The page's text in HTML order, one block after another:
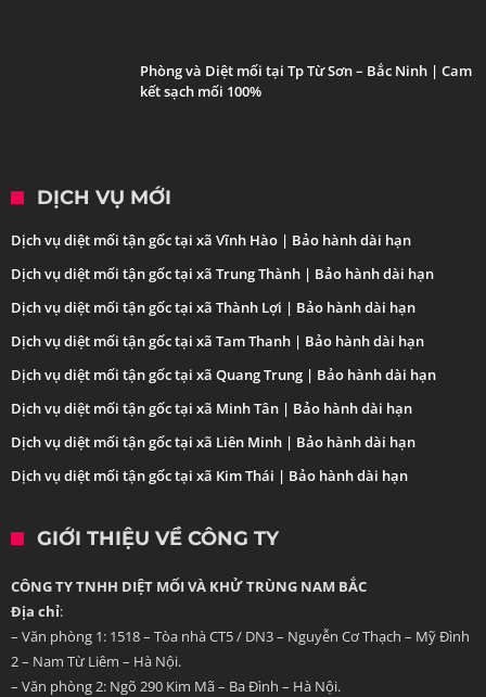
Phòng và Diệt mối tại Tp Từ Sơn – Bắc Ninh | Cam
kết sạch mối 100%
DỊCH VỤ MỚI
Dịch vụ diệt mối tận gốc tại xã Vĩnh Hào | Bảo hành dài hạn
Dịch vụ diệt mối tận gốc tại xã Trung Thành | Bảo hành dài hạn
Dịch vụ diệt mối tận gốc tại xã Thành Lợi | Bảo hành dài hạn
Dịch vụ diệt mối tận gốc tại xã Tam Thanh | Bảo hành dài hạn
Dịch vụ diệt mối tận gốc tại xã Quang Trung | Bảo hành dài hạn
Dịch vụ diệt mối tận gốc tại xã Minh Tân | Bảo hành dài hạn
Dịch vụ diệt mối tận gốc tại xã Liên Minh | Bảo hành dài hạn
Dịch vụ diệt mối tận gốc tại xã Kim Thái | Bảo hành dài hạn
GIỚI THIỆU VỀ CÔNG TY
CÔNG TY TNHH DIỆT MỐI VÀ KHỬ TRÙNG NAM BẮC
Địa chỉ:
– Văn phòng 1: 1518 – Tòa nhà CT5 / DN3 – Nguyễn Cơ Thạch – Mỹ Đình
2 – Nam Từ Liêm – Hà Nội.
– Văn phòng 2: Ngõ 290 Kim Mã – Ba Đình – Hà Nội.